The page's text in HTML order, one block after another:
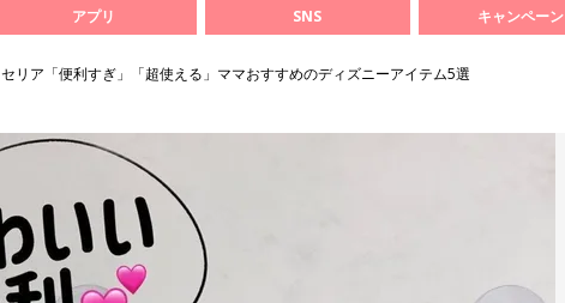
アプリ SNS キャンペーン
セリア「便利すぎ」「超使える」ママおすすめのディズニーアイテム5選